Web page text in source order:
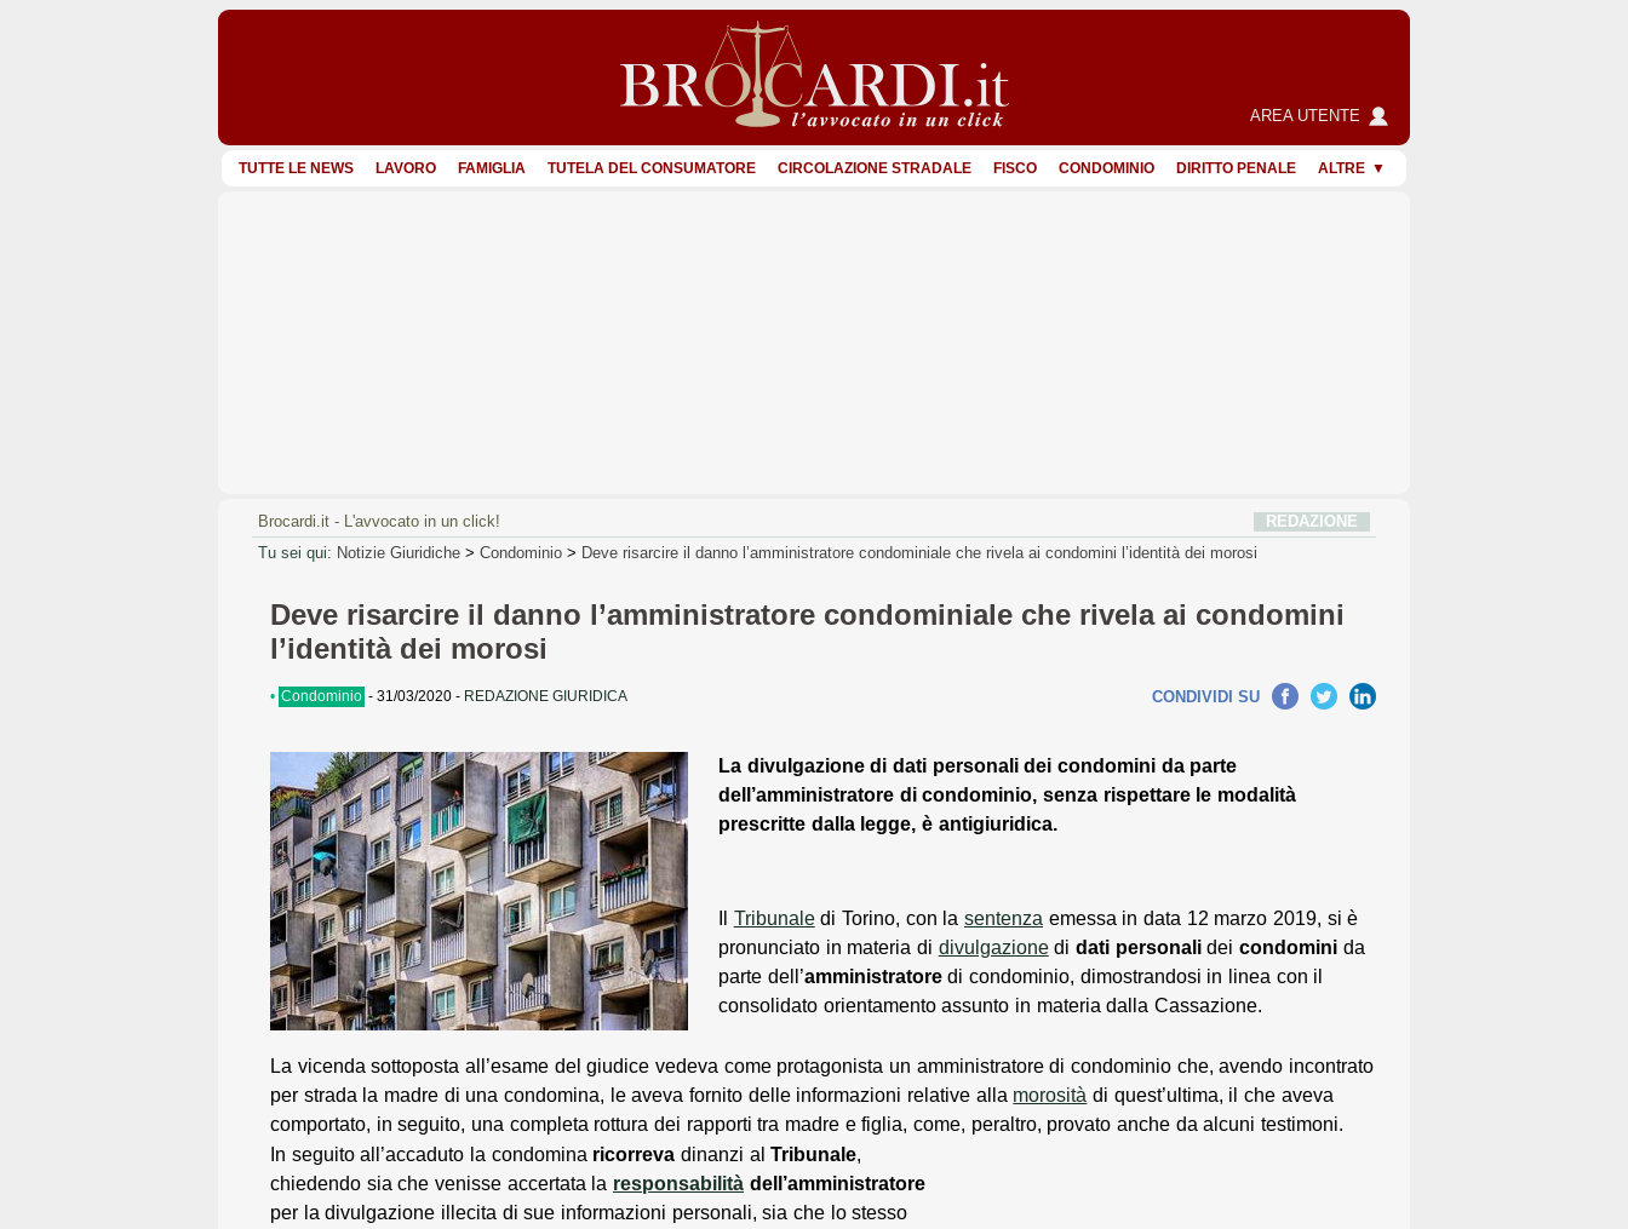
AREA UTENTE
TUTTE LE NEWS LAVORO FAMIGLIA TUTELA DEL CONSUMATORE CIRCOLAZIONE STRADALE FISCO CONDOMINIO DIRITTO PENALE ALTRE
Brocardi.it - L'avvocato in un click!
REDAZIONE
Tu sei qui: Notizie Giuridiche > Condominio > Deve risarcire il danno l’amministratore condominiale che rivela ai condomini l’identità dei morosi
Deve risarcire il danno l’amministratore condominiale che rivela ai condomini
l’identità dei morosi
• Condominio - 31/03/2020 - REDAZIONE GIURIDICA CONDIVIDI SU
La divulgazione di dati personali dei condomini da parte
dell’amministratore di condominio, senza rispettare le modalità
prescritte dalla legge, è antigiuridica.
Tribunaledi Torino, con lasentenza emessa in data 12 marzo 2019, si è
pronunciato in materia di divulgazionedidati personalideicondomini da
parte dell’amministratoredi condominio, dimostrandosi in linea con il
consolidato orientamento assunto in materia dalla Cassazione.
La vicenda sottoposta all’esame del giudice vedeva come protagonista un amministratore di condominio che, avendo incontrato
per strada la madre di una condomina, le aveva fornito delle informazioni relative alla morosità di quest’ultima, il che aveva
comportato, in seguito, una completa rottura dei rapporti tra madre e figlia, come, peraltro, provato anche da alcuni testimoni.
In seguito all’accaduto la condomina ricorreva dinanzi alTribunale,
chiedendo sia che venisse accertata la responsabilità dell’amministratore
per la divulgazione illecita di sue informazioni personali, sia che lo stesso